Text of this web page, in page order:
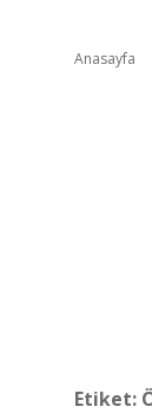
Anasayfa
Etiket: